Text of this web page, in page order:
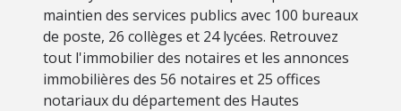
maintien des services publics avec 100 bureaux
de poste, 26 collèges et 24 lycées. Retrouvez
tout l'immobilier des notaires et les annonces
immobilières des 56 notaires et 25 offices
notariaux du département des Hautes